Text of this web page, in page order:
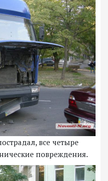
все четыре
повреждения.